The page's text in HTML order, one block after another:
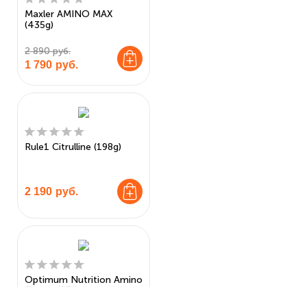
Maxler AMINO MAX
(435g)
2 890 руб.
1 790 руб.
Rule1 Citrulline (198g)
2 190 руб.
Optimum Nutrition Amino